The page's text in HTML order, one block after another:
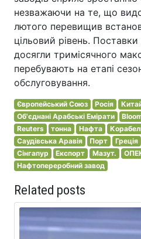
незважаючи на те, що
лютого перевищив
цільовий рівень. Поставки
досягли тримісячного
перебувають на етапі
обслуговування.
Європейський Союз Росія
Об'єднані Арабські Емірати
Reuters
тонна Нафта
Саудівська Аравія
Порт Греція
Сінгапур
Експорт Мазут.
Нафтопереробний завод
Related posts